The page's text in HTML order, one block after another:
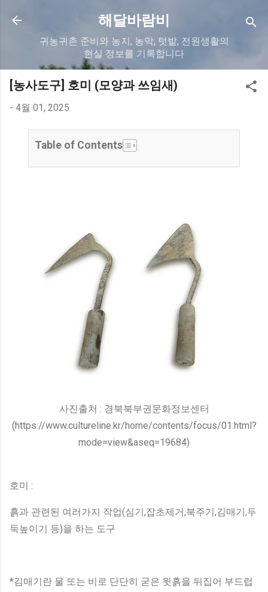
기본 콘텐츠로 건너뛰기
해달바람비
귀농귀촌 준비와 농지, 농막, 텃밭, 전원생활의
현실 정보를 기록합니다
[농사도구] 호미 (모양과 쓰임새)
- 4월 01, 2025
Table of Contents
사진출처 : 경북북부권문화정보센터
(https://www.cultureline.kr/home/contents/focus/01.html?
mode=view&aseq=19684)
호미 :
흙과 관련된 여러가지 작업(심기,잡초제거,북주기,김매기,두
둑높이기 등)을 하는 도구
*김매기란 물 또는 비로 단단히 굳은 윗흙을 뒤집어 부드럽